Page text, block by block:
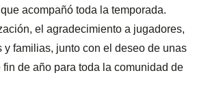
acompañó toda la temporada.
el agradecimiento a jugadores,
y familias, junto con el deseo de unas
de año para toda la comunidad de